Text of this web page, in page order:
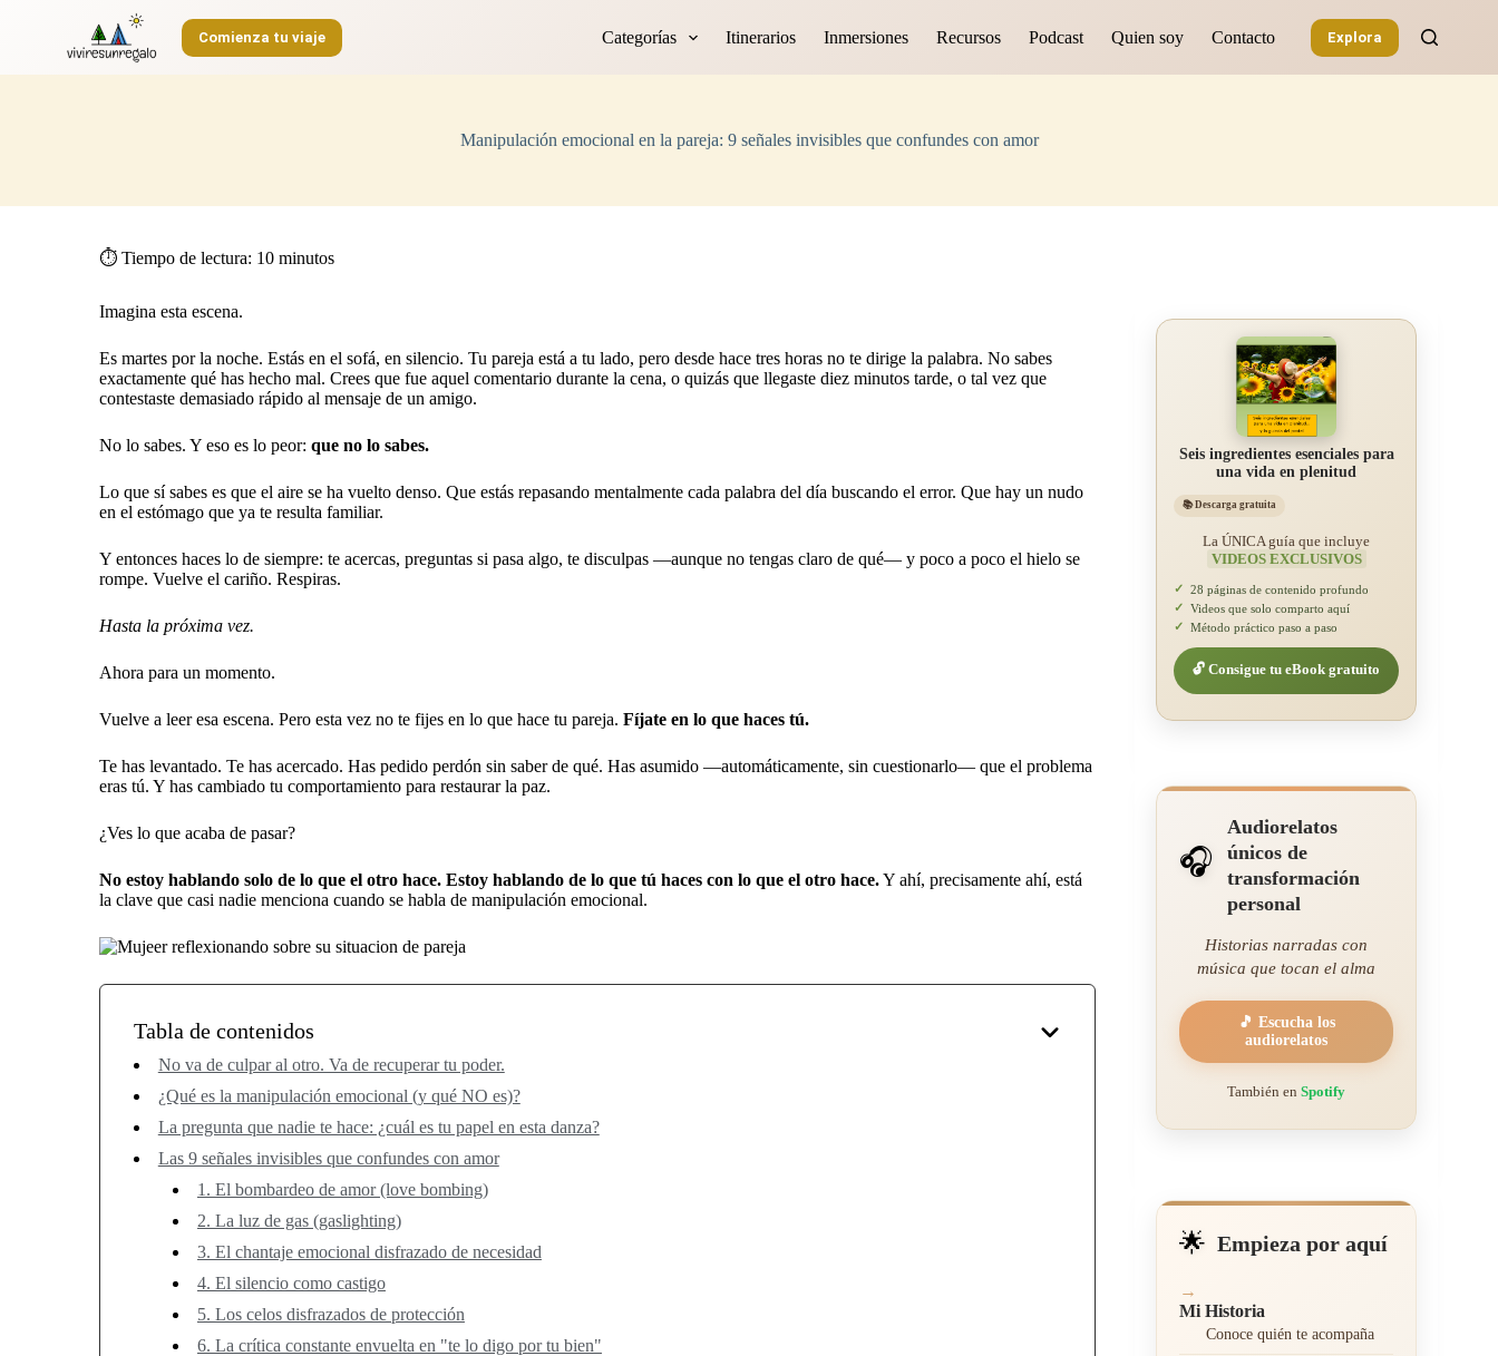
t
Comienza tu viaje Categorías Itinerarios Inmersiones Recursos Podcast Quien soy Contacto Explora
Manipulación emocional en la pareja: 9 señales invisibles que confundes con amor
⏱️ Tiempo de lectura: 10 minutos
Imagina esta escena.
Es martes por la noche. Estás en el sofá, en silencio. Tu pareja está a tu lado, pero desde hace tres horas no te dirige la palabra. No sabes
exactamente qué has hecho mal. Crees que fue aquel comentario durante la cena, o quizás que llegaste diez minutos tarde, o tal vez que
contestaste demasiado rápido al mensaje de un amigo.
No lo sabes. Y eso es lo peor: que no lo sabes.
Lo que sí sabes es que el aire se ha vuelto denso. Que estás repasando mentalmente cada palabra del día buscando el error. Que hay un nudo
en el estómago que ya te resulta familiar.
Y entonces haces lo de siempre: te acercas, preguntas si pasa algo, te disculpas —aunque no tengas claro de qué— y poco a poco el hielo se
rompe. Vuelve el cariño. Respiras.
Hasta la próxima vez.
Ahora para un momento.
Vuelve a leer esa escena. Pero esta vez no te fijes en lo que hace tu pareja. Fíjate en lo que haces tú.
Te has levantado. Te has acercado. Has pedido perdón sin saber de qué. Has asumido —automáticamente, sin cuestionarlo— que el problema
eras tú. Y has cambiado tu comportamiento para restaurar la paz.
¿Ves lo que acaba de pasar?
No estoy hablando solo de lo que el otro hace. Estoy hablando de lo que tú haces con lo que el otro hace.Y ahí, precisamente ahí, está
la clave que casi nadie menciona cuando se habla de manipulación emocional.
Tabla de contenidos
No va de culpar al otro. Va de recuperar tu poder.
¿Qué es la manipulación emocional (y qué NO es)?
La pregunta que nadie te hace: ¿cuál es tu papel en esta danza?
Las 9 señales invisibles que confundes con amor
1. El bombardeo de amor (love bombing)
2. La luz de gas (gaslighting)
3. El chantaje emocional disfrazado de necesidad
4. El silencio como castigo
5. Los celos disfrazados de protección
6. La crítica constante envuelta en "te lo digo por tu bien"
Seis ingredientes esenciales para
una vida en plenitud
📚 Descarga gratuita
La ÚNICA guía que incluye
VIDEOS EXCLUSIVOS
✓
28 páginas de contenido profundo
✓
Videos que solo comparto aquí
✓
Método práctico paso a paso
🔓 Consigue tu eBook gratuito
🎧
Audiorelatos
únicos de
transformación
personal
Historias narradas con
música que tocan el alma
🎵 Escucha los
audiorelatos
También enSpotify
🌟 Empieza por aquí
→
Mi Historia
Conoce quién te acompaña